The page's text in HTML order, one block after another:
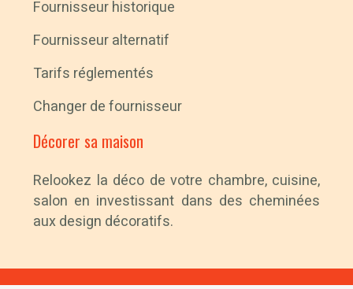
Fournisseur historique
Fournisseur alternatif
Tarifs réglementés
Changer de fournisseur
Décorer sa maison
Relookez la déco de votre chambre, cuisine,
salon en investissant dans des cheminées
aux design décoratifs.